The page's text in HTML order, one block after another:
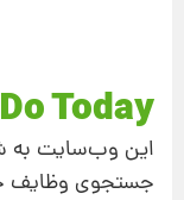
Today
این وب‌سایت به